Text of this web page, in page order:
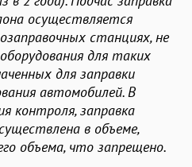
осуществляется
станциях, не
для таких
для заправки
автомобилей. В
контроля, заправка
в объеме,
объема, что запрещено.